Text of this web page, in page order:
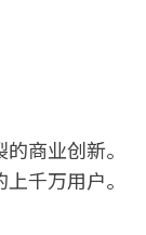
商业创新。
千万用户。